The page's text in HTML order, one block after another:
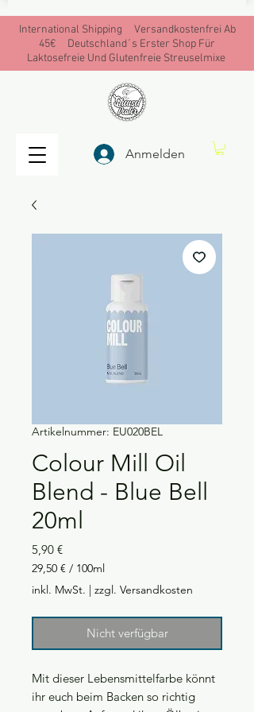
Anmelden
International Shipping Versandkostenfrei Ab
45€ Deutschland´s Erster Shop Für
Laktosefreie Und Glutenfreie Streuselmixe
Artikelnummer: EU020BEL
Colour Mill Oil
Blend - Blue Bell
20ml
5,90 €Preis
29,50 € / 100ml
29,50 €
pro
100
inkl. MwSt. | zzgl. Versandkosten
Nicht verfügbar
Mit dieser Lebensmittelfarbe könnt
ihr euch beim Backen so richtig